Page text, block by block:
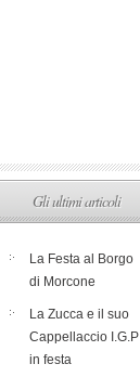
Gli ultimi articoli
La Festa al Borgo
di Morcone
La Zucca e il suo
Cappellaccio I.G.P
in festa